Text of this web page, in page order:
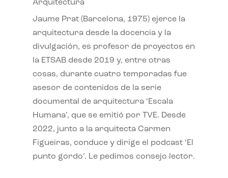
Arquitectura
Jaume Prat (Barcelona, 1975) ejerce la
arquitectura desde la docencia y la
divulgación, es profesor de proyectos en
la ETSAB desde 2019 y, entre otras
cosas, durante cuatro temporadas fue
asesor de contenidos de la serie
documental de arquitectura ‘Escala
Humana’, que se emitió por TVE. Desde
2022, junto a la arquitecta Carmen
Figueiras, conduce y dirige el podcast ‘El
punto gordo’. Le pedimos consejo lector.